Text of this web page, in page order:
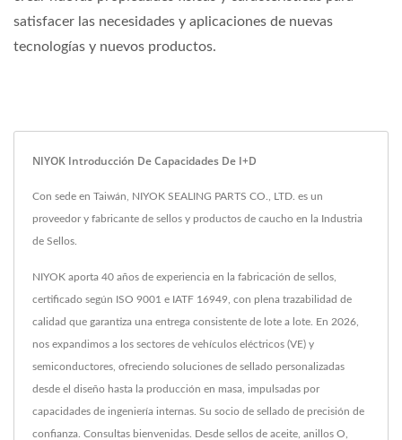
satisfacer las necesidades y aplicaciones de nuevas
tecnologías y nuevos productos.
NIYOK Introducción De Capacidades De I+D
Con sede en Taiwán, NIYOK SEALING PARTS CO., LTD. es un
proveedor y fabricante de sellos y productos de caucho en la Industria
de Sellos.
NIYOK aporta 40 años de experiencia en la fabricación de sellos,
certificado según ISO 9001 e IATF 16949, con plena trazabilidad de
calidad que garantiza una entrega consistente de lote a lote. En 2026,
nos expandimos a los sectores de vehículos eléctricos (VE) y
semiconductores, ofreciendo soluciones de sellado personalizadas
desde el diseño hasta la producción en masa, impulsadas por
capacidades de ingeniería internas. Su socio de sellado de precisión de
confianza. Consultas bienvenidas. Desde sellos de aceite, anillos O,